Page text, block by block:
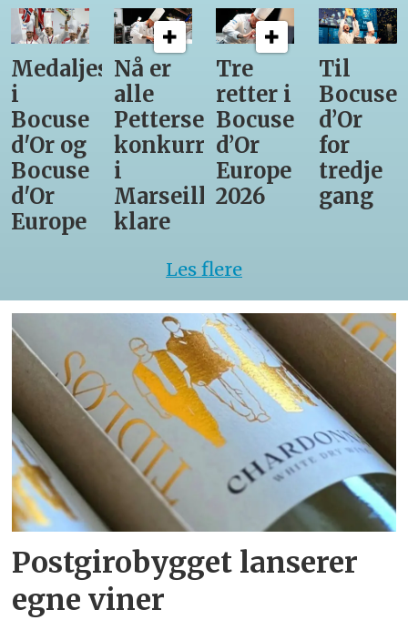
Medaljestatistikk
i
Bocuse
d'Or og
Bocuse
d'Or
Europe
Nå er
alle
Pettersens
konkurrenter
i
Marseille
klare
Tre
retter i
Bocuse
d’Or
Europe
2026
Til
Bocuse
d’Or
for
tredje
gang
Les flere
Postgirobygget lanserer
egne viner